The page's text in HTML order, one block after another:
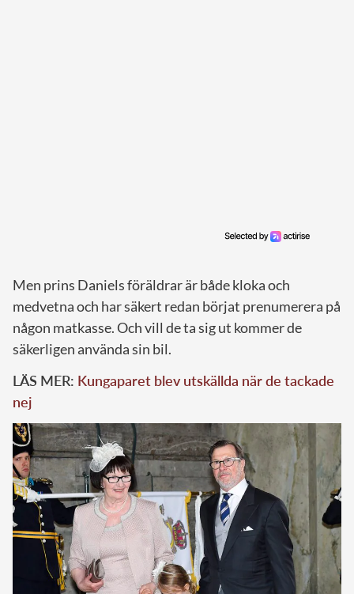
Men prins Daniels föräldrar är både kloka och
medvetna och har säkert redan börjat prenumerera på
någon matkasse. Och vill de ta sig ut kommer de
säkerligen använda sin bil.
LÄS MER: Kungaparet blev utskällda när de tackade
nej